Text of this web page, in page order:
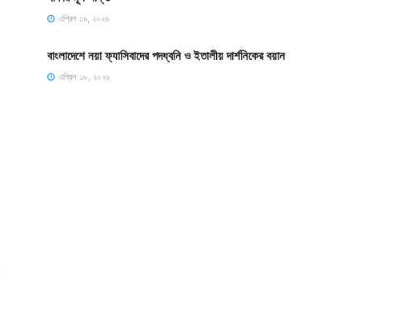
এপ্রিল ১৯, ২০২৬
বাংলাদেশে নয়া ফ্যাসিবাদের পদধ্বনি ও ইতালীয় দার্শনিকের বয়ান
এপ্রিল ১৮, ২০২৬